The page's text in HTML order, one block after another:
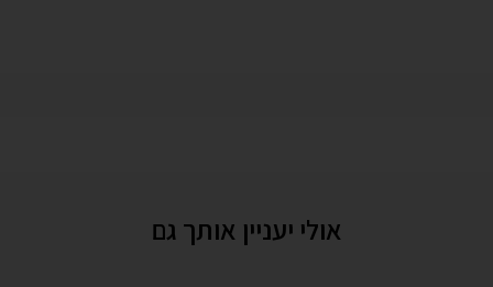
אולי יעניין אותך גם